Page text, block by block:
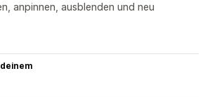
anpinnen, ausblenden und neu